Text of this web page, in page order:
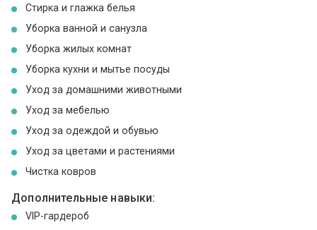
Стирка и глажка белья
Уборка ванной и санузла
Уборка жилых комнат
Уборка кухни и мытье посуды
Уход за домашними животными
Уход за мебелью
Уход за одеждой и обувью
Уход за цветами и растениями
Чистка ковров
Дополнительные навыки:
VIP-гардероб